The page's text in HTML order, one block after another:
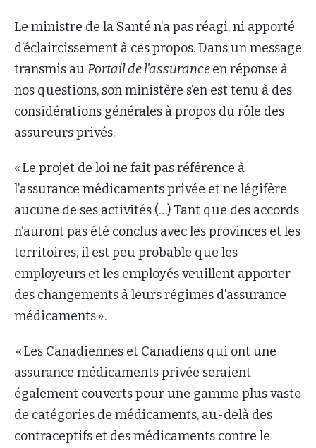
Le ministre de la Santé n’a pas réagi, ni apporté
d’éclaircissement à ces propos. Dans un message
transmis au Portail de l’assuranceen réponse à
nos questions, son ministère s’en est tenu à des
considérations générales à propos du rôle des
assureurs privés.
« Le projet de loi ne fait pas référence à
l’assurance médicaments privée et ne légifère
aucune de ses activités (…) Tant que des accords
n’auront pas été conclus avec les provinces et les
territoires, il est peu probable que les
employeurs et les employés veuillent apporter
des changements à leurs régimes d’assurance
médicaments ».
« Les Canadiennes et Canadiens qui ont une
assurance médicaments privée seraient
également couverts pour une gamme plus vaste
de catégories de médicaments, au-delà des
contraceptifs et des médicaments contre le